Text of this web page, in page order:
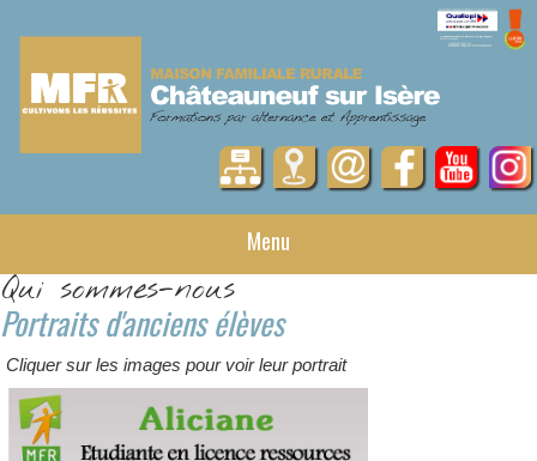
Menu
Qui sommes-nous
Portraits d'anciens élèves
Cliquer sur les images pour voir leur portrait